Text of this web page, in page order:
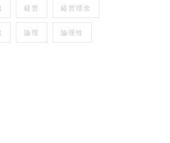
経営 経営理念
論理 論理性